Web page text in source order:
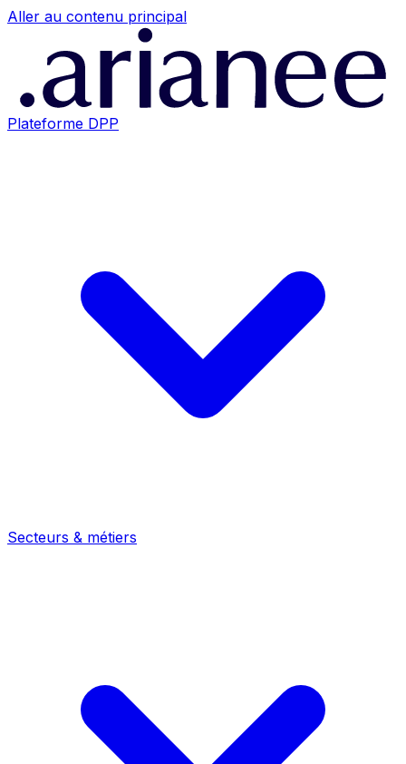
Aller au contenu principal
Plateforme DPP
Secteurs & métiers